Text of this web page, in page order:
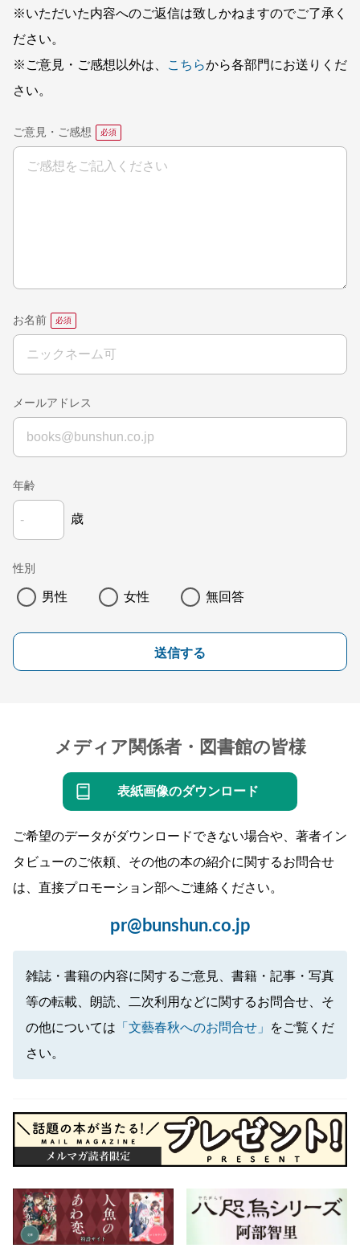
※いただいた内容へのご返信は致しかねますのでご了承く
ださい。
※ご意見・ご感想以外は、
こちらから各部門にお送りくだ
さい。
ご意見・ご感想
お名前
メールアドレス
年齢
歳
性別
男性 女性 無回答
送信する
メディア関係者・図書館の皆様
表紙画像のダウンロード
ご希望のデータがダウンロードできない場合や、著者イン
タビューのご依頼、その他の本の紹介に関するお問合せ
は、直接プロモーション部へご連絡ください。
pr@bunshun.co.jp
雑誌・書籍の内容に関するご意見、書籍・記事・写真
等の転載、朗読、二次利用などに関するお問合せ、そ
の他については 「文藝春秋へのお問合せ」
をご覧くだ
さい。